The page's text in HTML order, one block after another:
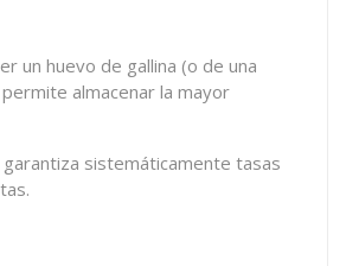
un huevo de gallina (o de una
almacenar la mayor
garantiza sistemáticamente tasas